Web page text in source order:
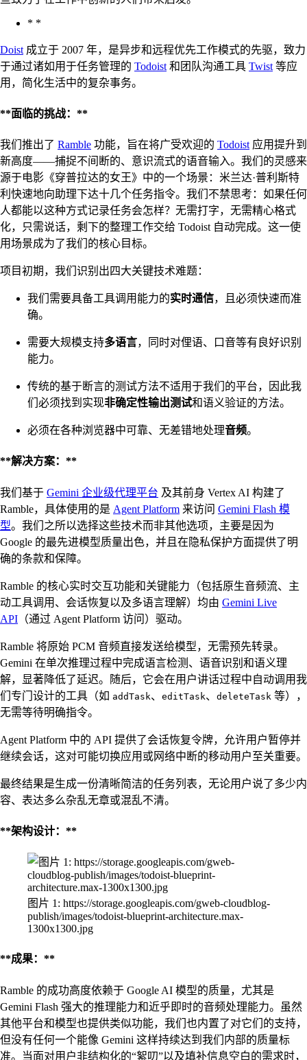
* *
Doist 成立于 2007 年，是异步和远程优先工作模式的先驱，致力
于通过诸如用于任务管理的 Todoist 和团队沟通工具 Twist 等应
用，简化生活中的复杂事务。
**面临的挑战：**
我们推出了 Ramble 功能，旨在将广受欢迎的 Todoist 应用提升到
新高度——捕捉不间断的、意识流式的语音输入。我们的灵感来
源于电影《穿普拉达的女王》中的一个场景：米兰达·普利斯特
利快速地向助理下达十几个任务指令。我们不禁思考：如果任何
人都能以这种方式记录任务会怎样？无需打字，无需精心格式
化，只需说话，剩下的整理工作交给 Todoist 自动完成。这一使
用场景成为了我们的核心目标。
项目初期，我们识别出四大关键技术难题：
我们需要具备工具调用能力的实时通信，且必须快速而准
确。
需要大规模支持多语言，同时对俚语、口音等有良好识别
能力。
传统的基于断言的测试方法不适用于我们的平台，因此我
们必须找到实现非确定性输出测试和语义验证的方法。
必须在各种浏览器中可靠、无差错地处理音频。
**解决方案：**
我们基于 Gemini 企业级代理平台 及其前身 Vertex AI 构建了
Ramble，具体使用的是 Agent Platform 来访问 Gemini Flash 模
型。我们之所以选择这些技术而非其他选项，主要是因为
Google 的最先进模型质量出色，并且在隐私保护方面提供了明
确的条款和保障。
Ramble 的核心实时交互功能和关键能力（包括原生音频流、主
动工具调用、会话恢复以及多语言理解）均由 Gemini Live
API （通过 Agent Platform 访问）驱动。
Ramble 将原始 PCM 音频直接发送给模型，无需预先转录。
Gemini 在单次推理过程中完成语言检测、语音识别和语义理
解，显著降低了延迟。随后，它会在用户讲话过程中自动调用我
们专门设计的工具（如 addTask、 editTask、 deleteTask 等），
无需等待明确指令。
Agent Platform 中的 API 提供了会话恢复令牌，允许用户暂停并
继续会话，这对可能切换应用或网络中断的移动用户至关重要。
最终结果是生成一份清晰简洁的任务列表，无论用户说了多少内
容、表达多么杂乱无章或混乱不清。
**架构设计：**
图片 1: https://storage.googleapis.com/gweb-cloudblog-
publish/images/todoist-blueprint-architecture.max-
1300x1300.jpg
**成果：**
Ramble 的成功高度依赖于 Google AI 模型的质量，尤其是
Gemini Flash 强大的推理能力和近乎即时的音频处理能力。虽然
其他平台和模型也提供类似功能，我们也内置了对它们的支持，
但没有任何一个能像 Gemini 这样持续达到我们内部的质量标
准。当面对用户非结构化的“絮叨”以及填补信息空白的需求时，